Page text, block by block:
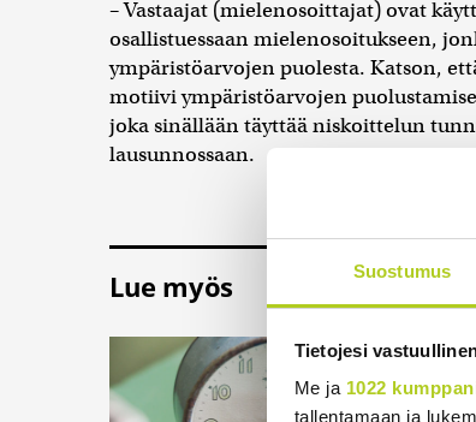
Suostumus
Tietojesi
Me ja 1022
tallentamaan ja
– Vastaajat (mielenosoittajat) ovat
osallistuessaan mielenosoitukseen,
ympäristöarvojen puolesta. Katson,
motiivi ympäristöarvojen
joka sinällään täyttää niskoittelun
lausunnossaan.
Lue myös
Ehtisitkö
kehitetty
Maapallon